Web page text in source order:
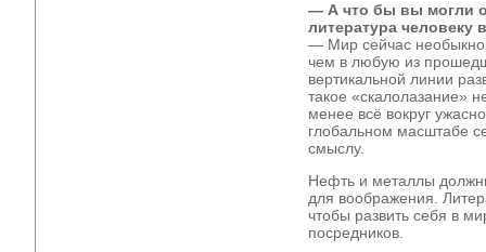
— А что бы вы могли
литература человеку
— Мир сейчас
чем в любую из
вертикальной линии
такое «скалолазание»
менее всё вокруг
глобальном масштабе
смыслу.
Нефть и металлы
для воображения.
чтобы развить себя в
посредников.